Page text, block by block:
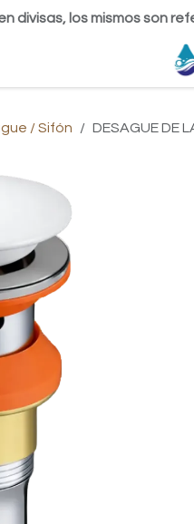
divisas, los mismos son
/ Sifón DESAGUE DE